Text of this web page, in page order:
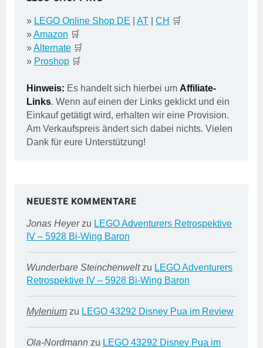
» LEGO Online Shop DE AT CH 🛒
»Amazon 🛒
»Alternate 🛒
» Proshop 🛒
Hinweis: Es handelt sich hierbei um Affiliate-
Links. Wenn auf einen der Links geklickt und ein
Einkauf getätigt wird, erhalten wir eine Provision.
Am Verkaufspreis ändert sich dabei nichts. Vielen
Dank für eure Unterstützung!
NEUESTE KOMMENTARE
Jonas Heyerzu LEGO Adventurers Retrospektive
IV – 5928 Bi-Wing Baron
Wunderbare Steinchenweltzu LEGO Adventurers
Retrospektive IV – 5928 Bi-Wing Baron
Mylenium zu LEGO 43292 Disney Pua im Review
Ola-Nordmann zu LEGO 43292 Disney Pua im